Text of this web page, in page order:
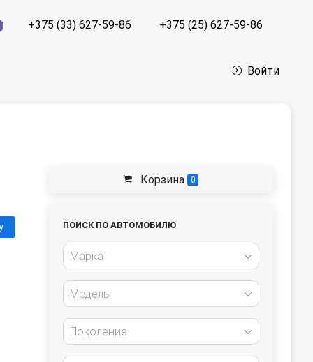
+375 (33) 627-59-86 +375 (25) 627-59-86
Войти
Корзина 0
ПОИСК ПО АВТОМОБИЛЮ
Марка
Модель
Поколение